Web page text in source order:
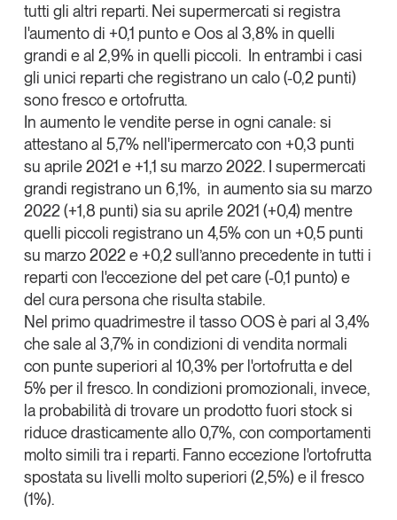
Tendenze è il magazine di GS1 Italy che racconta in
modo indipendente il cambiamento e le sfide del largo
consumo e dell’economia a professionisti e
consumatori
GS1 Italy GS1 Italy GS1 Italy
Tendenze
GS1 Italy
tutti gli altri reparti. Nei supermercati si registra
l'aumento di +0,1 punto e Oos al 3,8% in quelli
grandi e al 2,9% in quelli piccoli. In entrambi i casi
gli unici reparti che registrano un calo (-0,2 punti)
sono fresco e ortofrutta.
In aumento le vendite perse in ogni canale: si
attestano al 5,7% nell'ipermercato con +0,3 punti
su aprile 2021 e +1,1 su marzo 2022. I supermercati
grandi registrano un 6,1%, in aumento sia su marzo
2022 (+1,8 punti) sia su aprile 2021 (+0,4) mentre
quelli piccoli registrano un 4,5% con un +0,5 punti
su marzo 2022 e +0,2 sull’anno precedente in tutti i
reparti con l'eccezione del pet care (-0,1 punto) e
del cura persona che risulta stabile.
Nel primo quadrimestre il tasso OOS è pari al 3,4%
che sale al 3,7% in condizioni di vendita normali
con punte superiori al 10,3% per l'ortofrutta e del
5% per il fresco. In condizioni promozionali, invece,
la probabilità di trovare un prodotto fuori stock si
riduce drasticamente allo 0,7%, con comportamenti
molto simili tra i reparti. Fanno eccezione l'ortofrutta
spostata su livelli molto superiori (2,5%) e il fresco
(1%).